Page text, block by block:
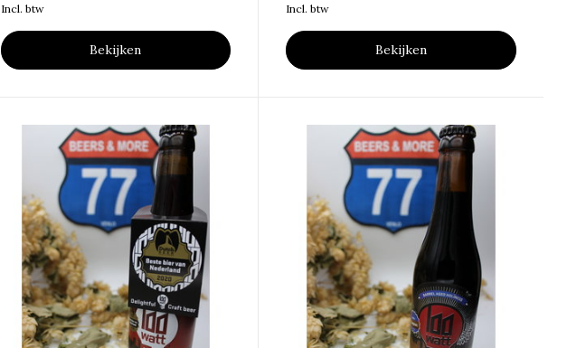
Incl. btw
Bekijken
Incl. btw
Bekijken